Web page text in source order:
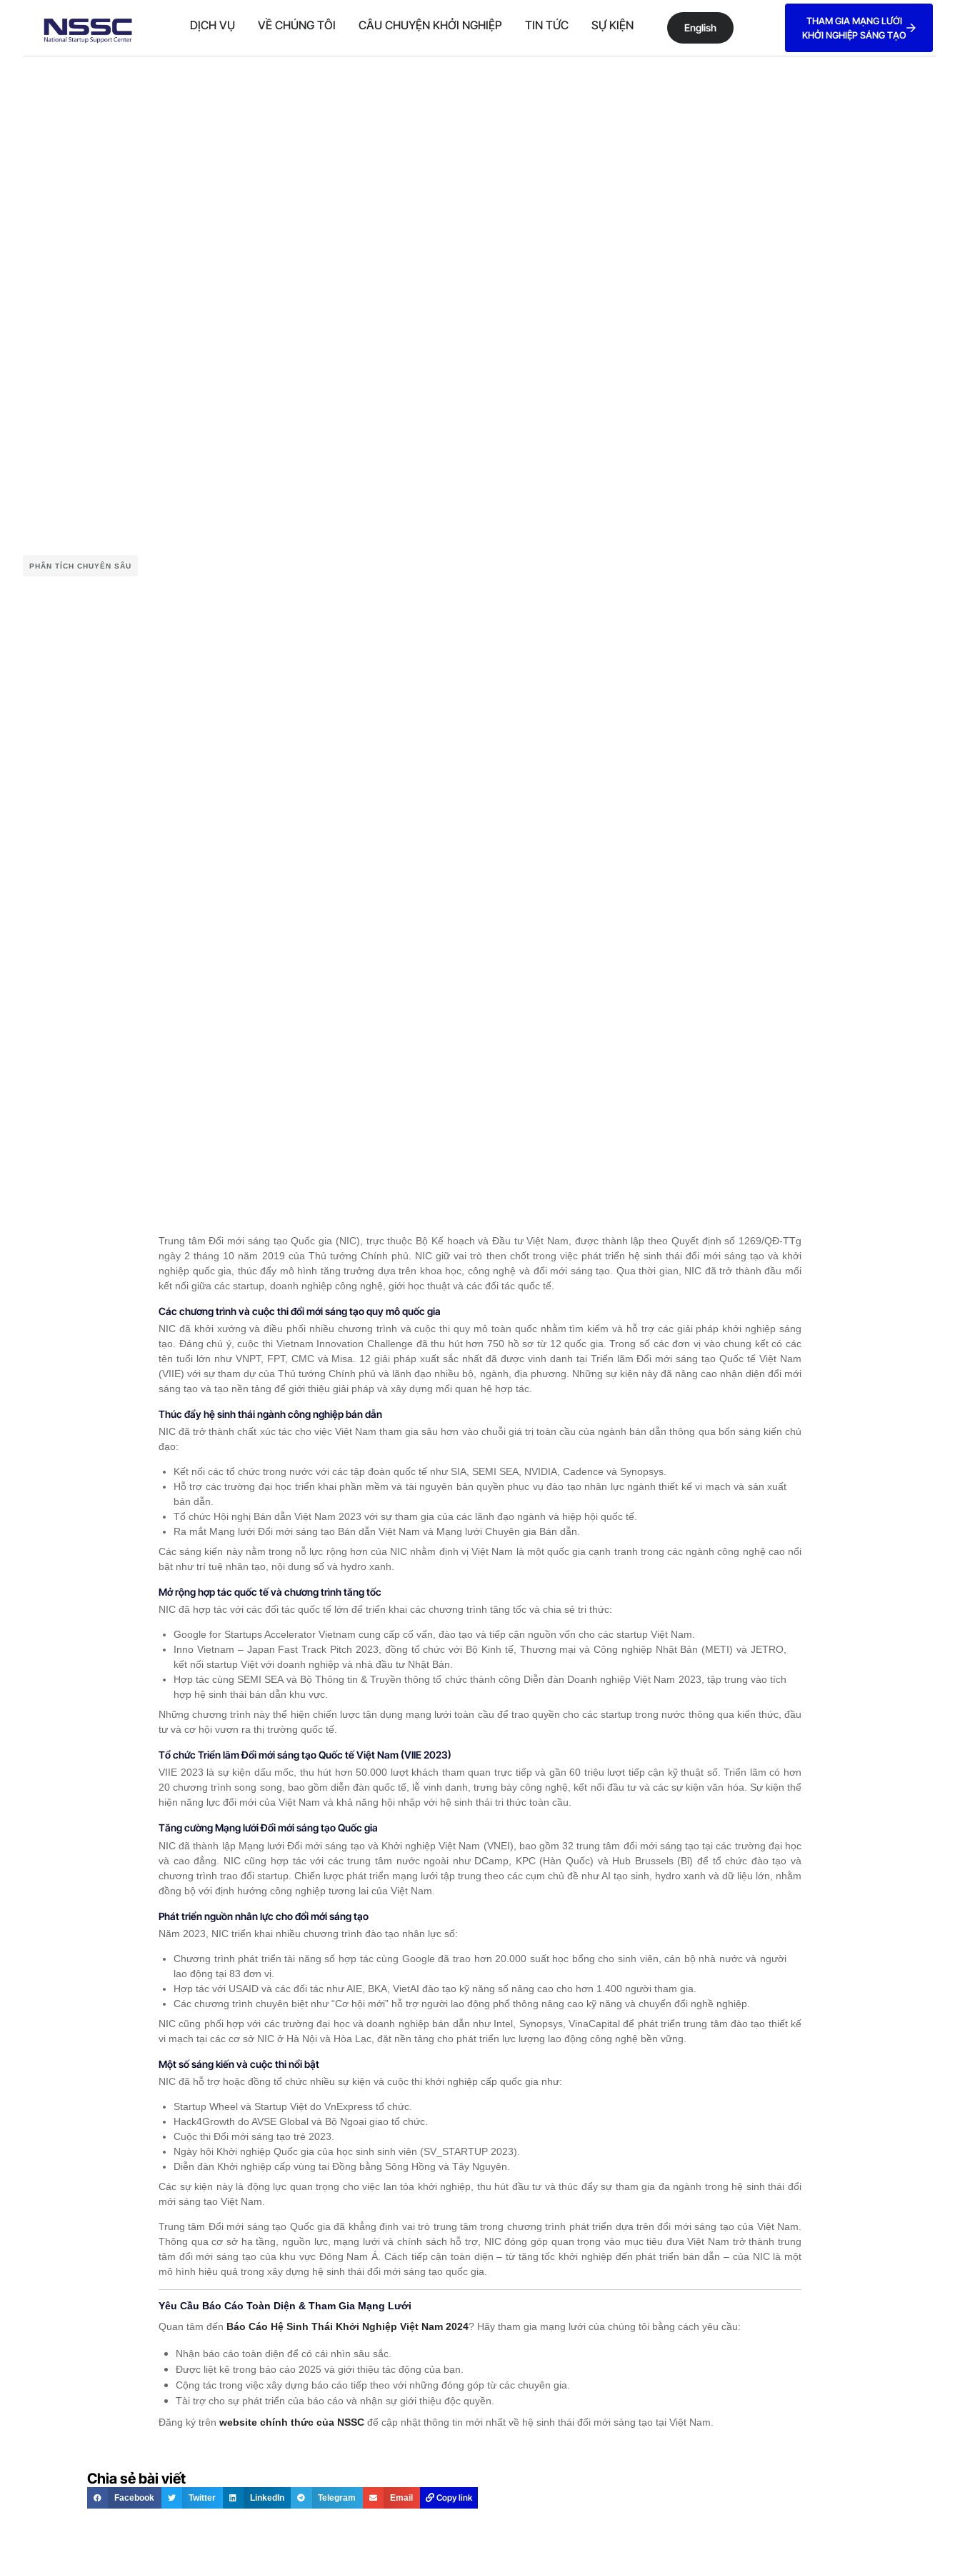
DỊCH VỤ VỀ CHÚNG TÔI CÂU CHUYỆN KHỞI NGHIỆP TIN TỨC SỰ KIỆN English
THAM GIA MẠNG LƯỚI
KHỞI NGHIỆP SÁNG TẠO
PHÂN TÍCH CHUYÊN SÂU
Trung tâm Đổi mới sáng tạo Quốc gia (NIC), trực thuộc Bộ Kế hoạch và Đầu tư Việt Nam, được thành lập theo Quyết định số 1269/QĐ-TTg
ngày 2 tháng 10 năm 2019 của Thủ tướng Chính phủ. NIC giữ vai trò then chốt trong việc phát triển hệ sinh thái đổi mới sáng tạo và khởi
nghiệp quốc gia, thúc đẩy mô hình tăng trưởng dựa trên khoa học, công nghệ và đổi mới sáng tạo. Qua thời gian, NIC đã trở thành đầu mối
kết nối giữa các startup, doanh nghiệp công nghệ, giới học thuật và các đối tác quốc tế.
Các chương trình và cuộc thi đổi mới sáng tạo quy mô quốc gia
NIC đã khởi xướng và điều phối nhiều chương trình và cuộc thi quy mô toàn quốc nhằm tìm kiếm và hỗ trợ các giải pháp khởi nghiệp sáng
tạo. Đáng chú ý, cuộc thi Vietnam Innovation Challenge đã thu hút hơn 750 hồ sơ từ 12 quốc gia. Trong số các đơn vị vào chung kết có các
tên tuổi lớn như VNPT, FPT, CMC và Misa. 12 giải pháp xuất sắc nhất đã được vinh danh tại Triển lãm Đổi mới sáng tạo Quốc tế Việt Nam
(VIIE) với sự tham dự của Thủ tướng Chính phủ và lãnh đạo nhiều bộ, ngành, địa phương. Những sự kiện này đã nâng cao nhận diện đổi mới
sáng tạo và tạo nền tảng để giới thiệu giải pháp và xây dựng mối quan hệ hợp tác.
Thúc đẩy hệ sinh thái ngành công nghiệp bán dẫn
NIC đã trở thành chất xúc tác cho việc Việt Nam tham gia sâu hơn vào chuỗi giá trị toàn cầu của ngành bán dẫn thông qua bốn sáng kiến chủ
đạo:
Kết nối các tổ chức trong nước với các tập đoàn quốc tế như SIA, SEMI SEA, NVIDIA, Cadence và Synopsys.
Hỗ trợ các trường đại học triển khai phần mềm và tài nguyên bản quyền phục vụ đào tạo nhân lực ngành thiết kế vi mạch và sản xuất
bán dẫn.
Tổ chức Hội nghị Bán dẫn Việt Nam 2023 với sự tham gia của các lãnh đạo ngành và hiệp hội quốc tế.
Ra mắt Mạng lưới Đổi mới sáng tạo Bán dẫn Việt Nam và Mạng lưới Chuyên gia Bán dẫn.
Các sáng kiến này nằm trong nỗ lực rộng hơn của NIC nhằm định vị Việt Nam là một quốc gia cạnh tranh trong các ngành công nghệ cao nổi
bật như trí tuệ nhân tạo, nội dung số và hydro xanh.
Mở rộng hợp tác quốc tế và chương trình tăng tốc
NIC đã hợp tác với các đối tác quốc tế lớn để triển khai các chương trình tăng tốc và chia sẻ tri thức:
Google for Startups Accelerator Vietnam cung cấp cố vấn, đào tạo và tiếp cận nguồn vốn cho các startup Việt Nam.
Inno Vietnam – Japan Fast Track Pitch 2023, đồng tổ chức với Bộ Kinh tế, Thương mại và Công nghiệp Nhật Bản (METI) và JETRO,
kết nối startup Việt với doanh nghiệp và nhà đầu tư Nhật Bản.
Hợp tác cùng SEMI SEA và Bộ Thông tin & Truyền thông tổ chức thành công Diễn đàn Doanh nghiệp Việt Nam 2023, tập trung vào tích
hợp hệ sinh thái bán dẫn khu vực.
Những chương trình này thể hiện chiến lược tận dụng mạng lưới toàn cầu để trao quyền cho các startup trong nước thông qua kiến thức, đầu
tư và cơ hội vươn ra thị trường quốc tế.
Tổ chức Triển lãm Đổi mới sáng tạo Quốc tế Việt Nam (VIIE 2023)
VIIE 2023 là sự kiện dấu mốc, thu hút hơn 50.000 lượt khách tham quan trực tiếp và gần 60 triệu lượt tiếp cận kỹ thuật số. Triển lãm có hơn
20 chương trình song song, bao gồm diễn đàn quốc tế, lễ vinh danh, trưng bày công nghệ, kết nối đầu tư và các sự kiện văn hóa. Sự kiện thể
hiện năng lực đổi mới của Việt Nam và khả năng hội nhập với hệ sinh thái tri thức toàn cầu.
Tăng cường Mạng lưới Đổi mới sáng tạo Quốc gia
NIC đã thành lập Mạng lưới Đổi mới sáng tạo và Khởi nghiệp Việt Nam (VNEI), bao gồm 32 trung tâm đổi mới sáng tạo tại các trường đại học
và cao đẳng. NIC cũng hợp tác với các trung tâm nước ngoài như DCamp, KPC (Hàn Quốc) và Hub Brussels (Bỉ) để tổ chức đào tạo và
chương trình trao đổi startup. Chiến lược phát triển mạng lưới tập trung theo các cụm chủ đề như AI tạo sinh, hydro xanh và dữ liệu lớn, nhằm
đồng bộ với định hướng công nghiệp tương lai của Việt Nam.
Phát triển nguồn nhân lực cho đổi mới sáng tạo
Năm 2023, NIC triển khai nhiều chương trình đào tạo nhân lực số:
Chương trình phát triển tài năng số hợp tác cùng Google đã trao hơn 20.000 suất học bổng cho sinh viên, cán bộ nhà nước và người
lao động tại 83 đơn vị.
Hợp tác với USAID và các đối tác như AIE, BKA, VietAI đào tạo kỹ năng số nâng cao cho hơn 1.400 người tham gia.
Các chương trình chuyên biệt như “Cơ hội mới” hỗ trợ người lao động phổ thông nâng cao kỹ năng và chuyển đổi nghề nghiệp.
NIC cũng phối hợp với các trường đại học và doanh nghiệp bán dẫn như Intel, Synopsys, VinaCapital để phát triển trung tâm đào tạo thiết kế
vi mạch tại các cơ sở NIC ở Hà Nội và Hòa Lạc, đặt nền tảng cho phát triển lực lượng lao động công nghệ bền vững.
Một số sáng kiến và cuộc thi nổi bật
NIC đã hỗ trợ hoặc đồng tổ chức nhiều sự kiện và cuộc thi khởi nghiệp cấp quốc gia như:
Startup Wheel và Startup Việt do VnExpress tổ chức.
Hack4Growth do AVSE Global và Bộ Ngoại giao tổ chức.
Cuộc thi Đổi mới sáng tạo trẻ 2023.
Ngày hội Khởi nghiệp Quốc gia của học sinh sinh viên (SV_STARTUP 2023).
Diễn đàn Khởi nghiệp cấp vùng tại Đồng bằng Sông Hồng và Tây Nguyên.
Các sự kiện này là động lực quan trọng cho việc lan tỏa khởi nghiệp, thu hút đầu tư và thúc đẩy sự tham gia đa ngành trong hệ sinh thái đổi
mới sáng tạo Việt Nam.
Trung tâm Đổi mới sáng tạo Quốc gia đã khẳng định vai trò trung tâm trong chương trình phát triển dựa trên đổi mới sáng tạo của Việt Nam.
Thông qua cơ sở hạ tầng, nguồn lực, mạng lưới và chính sách hỗ trợ, NIC đóng góp quan trọng vào mục tiêu đưa Việt Nam trở thành trung
tâm đổi mới sáng tạo của khu vực Đông Nam Á. Cách tiếp cận toàn diện – từ tăng tốc khởi nghiệp đến phát triển bán dẫn – của NIC là một
mô hình hiệu quả trong xây dựng hệ sinh thái đổi mới sáng tạo quốc gia.
Yêu Cầu Báo Cáo Toàn Diện & Tham Gia Mạng Lưới
Quan tâm đến Báo Cáo Hệ Sinh Thái Khởi Nghiệp Việt Nam 2024? Hãy tham gia mạng lưới của chúng tôi bằng cách yêu cầu:
Nhận báo cáo toàn diện để có cái nhìn sâu sắc.
Được liệt kê trong báo cáo 2025 và giới thiệu tác động của bạn.
Cộng tác trong việc xây dựng báo cáo tiếp theo với những đóng góp từ các chuyên gia.
Tài trợ cho sự phát triển của báo cáo và nhận sự giới thiệu độc quyền.
Đăng ký trên website chính thức của NSSC để cập nhật thông tin mới nhất về hệ sinh thái đổi mới sáng tạo tại Việt Nam.
Chia sẻ bài viết
Facebook Twitter LinkedIn Telegram Email Copy link